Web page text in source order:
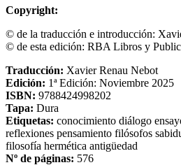
Copyright:
© de la traducción e introducción:
© de esta edición: RBA Libros y
Traducción: Xavier Renau Nebot
Edición: 1ª Edición: Noviembre 2025
ISBN: 9788424998202
Tapa: Dura
Etiquetas: conocimiento diálogo
reflexiones pensamiento filósofos
filosofía hermética antigüedad
Nº de páginas: 576